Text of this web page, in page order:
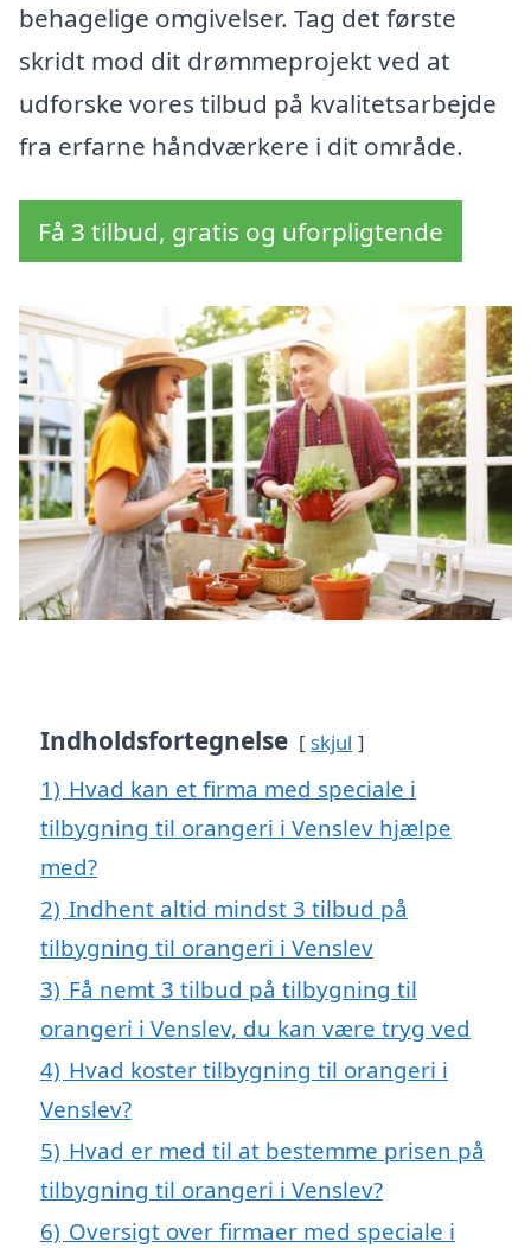
behagelige omgivelser. Tag det første
skridt mod dit drømmeprojekt ved at
udforske vores tilbud på kvalitetsarbejde
fra erfarne håndværkere i dit område.
Få 3 tilbud, gratis og uforpligtende
Indholdsfortegnelse skjul
1) Hvad kan et firma med speciale i
tilbygning til orangeri i Venslev hjælpe
med?
2) Indhent altid mindst 3 tilbud på
tilbygning til orangeri i Venslev
3) Få nemt 3 tilbud på tilbygning til
orangeri i Venslev, du kan være tryg ved
4) Hvad koster tilbygning til orangeri i
Venslev?
5) Hvad er med til at bestemme prisen på
tilbygning til orangeri i Venslev?
6) Oversigt over firmaer med speciale i